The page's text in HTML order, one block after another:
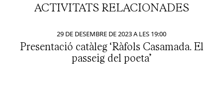
ACTIVITATS RELACIONADES
29 DE DESEMBRE DE 2023 A LES 19:00
Presentació catàleg ‘Ràfols Casamada. El
passeig del poeta’